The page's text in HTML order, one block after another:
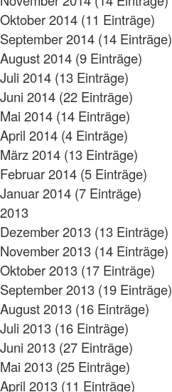
Oktober 2014 (11 Einträge)
September 2014 (14 Einträge)
August 2014 (9 Einträge)
Juli 2014 (13 Einträge)
Juni 2014 (22 Einträge)
Mai 2014 (14 Einträge)
April 2014 (4 Einträge)
März 2014 (13 Einträge)
Februar 2014 (5 Einträge)
Januar 2014 (7 Einträge)
2013
Dezember 2013 (13 Einträge)
November 2013 (14 Einträge)
Oktober 2013 (17 Einträge)
September 2013 (19 Einträge)
August 2013 (16 Einträge)
Juli 2013 (16 Einträge)
Juni 2013 (27 Einträge)
Mai 2013 (25 Einträge)
April 2013 (11 Einträge)